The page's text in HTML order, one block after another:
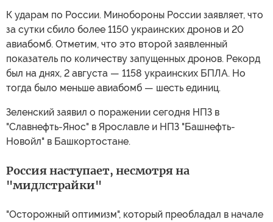
К ударам по России. Минобороны России заявляет, что
за сутки сбило более 1150 украинских дронов и 20
авиабомб. Отметим, что это второй заявленный
показатель по количеству запущенных дронов. Рекорд
был на днях, 2 августа — 1158 украинских БПЛА. Но
тогда было меньше авиабомб — шесть единиц.
Зеленский заявил о поражении сегодня НПЗ в
"Славнефть-Янос" в Ярославле и НПЗ "Башнефть-
Новойл" в Башкортостане.
Россия наступает, несмотря на
"мидлстрайки"
"Осторожный оптимизм", который преобладал в начале